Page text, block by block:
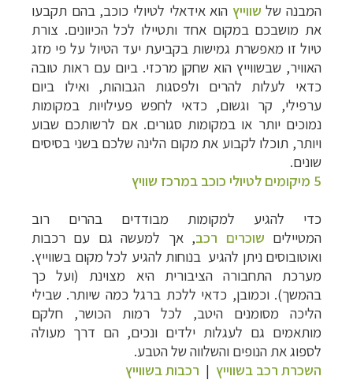
המבנה של שווייץ הוא אידאלי לטיולי כוכב, בהם תקבעו
את מושבכם במקום אחד ותטיילו לכל הכיוונים. צורת
טיול זו מאפשרת גמישות בקביעת יעד הטיול על פי מזג
האוויר, שבשווייץ הוא שחקן מרכזי. ביום עם ראות טובה
כדאי לעלות להרים ולפסגות הגבוהות, ואילו ביום
ערפילי, קר וגשום, כדאי לחפש פעילויות במקומות
נמוכים יותר או במקומות סגורים. אם לרשותכם שבוע
ויותר, תוכלו לקבוע את מקום הלינה שלכם בשני בסיסים
שונים.
5 מיקומים לטיולי כוכב במרכז שוויץ
כדי להגיע למקומות מבודדים בהרים רוב
המטיילים שוכרים רכב, אך למעשה גם עם רכבות
ואוטובוסים ניתן להגיע בנוחות להגיע לכל מקום בשווייץ.
מערכת התחבורה הציבורית היא מצוינת (ועל כך
בהמשך).וכמובן, כדאי ללכת ברגל כמה שיותר. שבילי
הליכה מסומנים היטב, לכל רמות הכושר, חלקם
מותאמים גם לעגלות ילדים ונכים, הם דרך מעולה
לספוג את הנופים והשלווה של הטבע.
השכרת רכב בשווייץ | רכבות בשווייץ